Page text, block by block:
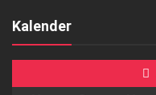
Kalender